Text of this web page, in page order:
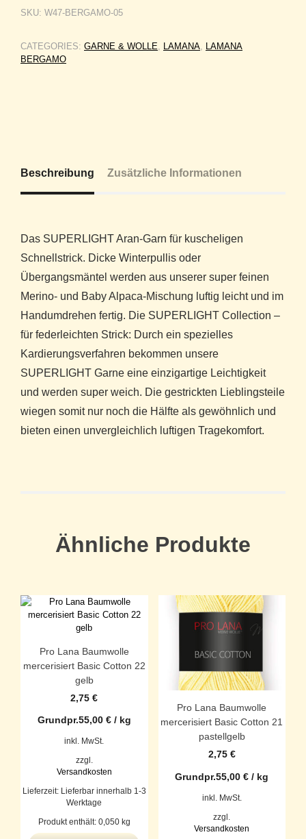
SKU: W47-BERGAMO-05
CATEGORIES: GARNE & WOLLE LAMANA LAMANA
BERGAMO
Beschreibung Zusätzliche Informationen
Das SUPERLIGHT Aran-Garn für kuscheligen
Schnellstrick. Dicke Winterpullis oder
Übergangsmäntel werden aus unserer super feinen
Merino- und Baby Alpaca-Mischung luftig leicht und im
Handumdrehen fertig. Die SUPERLIGHT Collection –
für federleichten Strick: Durch ein spezielles
Kardierungsverfahren bekommen unsere
SUPERLIGHT Garne eine einzigartige Leichtigkeit
und werden super weich. Die gestrickten Lieblingsteile
wiegen somit nur noch die Hälfte als gewöhnlich und
bieten einen unvergleichlich luftigen Tragekomfort.
Ähnliche Produkte
Pro Lana Baumwolle
mercerisiert Basic Cotton 22
gelb
2,75€
Grundpr.55,00 €/ kg
inkl. MwSt.
zzgl.
Versandkosten
Lieferzeit:
Lieferbar innerhalb 1-3
Werktage
Produkt enthält: 0,050 kg
Pro Lana Baumwolle
mercerisiert Basic Cotton 21
pastellgelb
2,75 €
Grundpr.55,00€ / kg
inkl. MwSt.
zzgl.
Versandkosten